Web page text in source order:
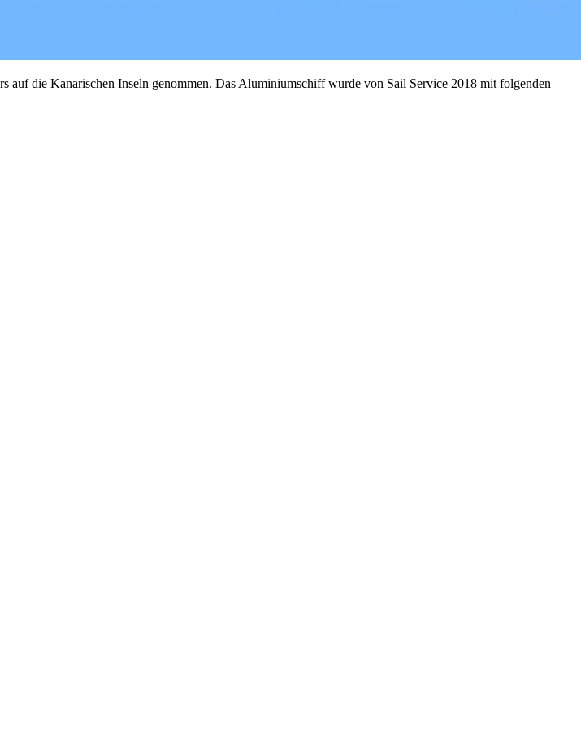
auf die Kanarischen Inseln genommen. Das Aluminiumschiff wurde von Sail Service 2018 mit folgenden